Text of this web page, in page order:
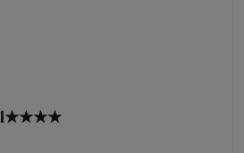
★★★★